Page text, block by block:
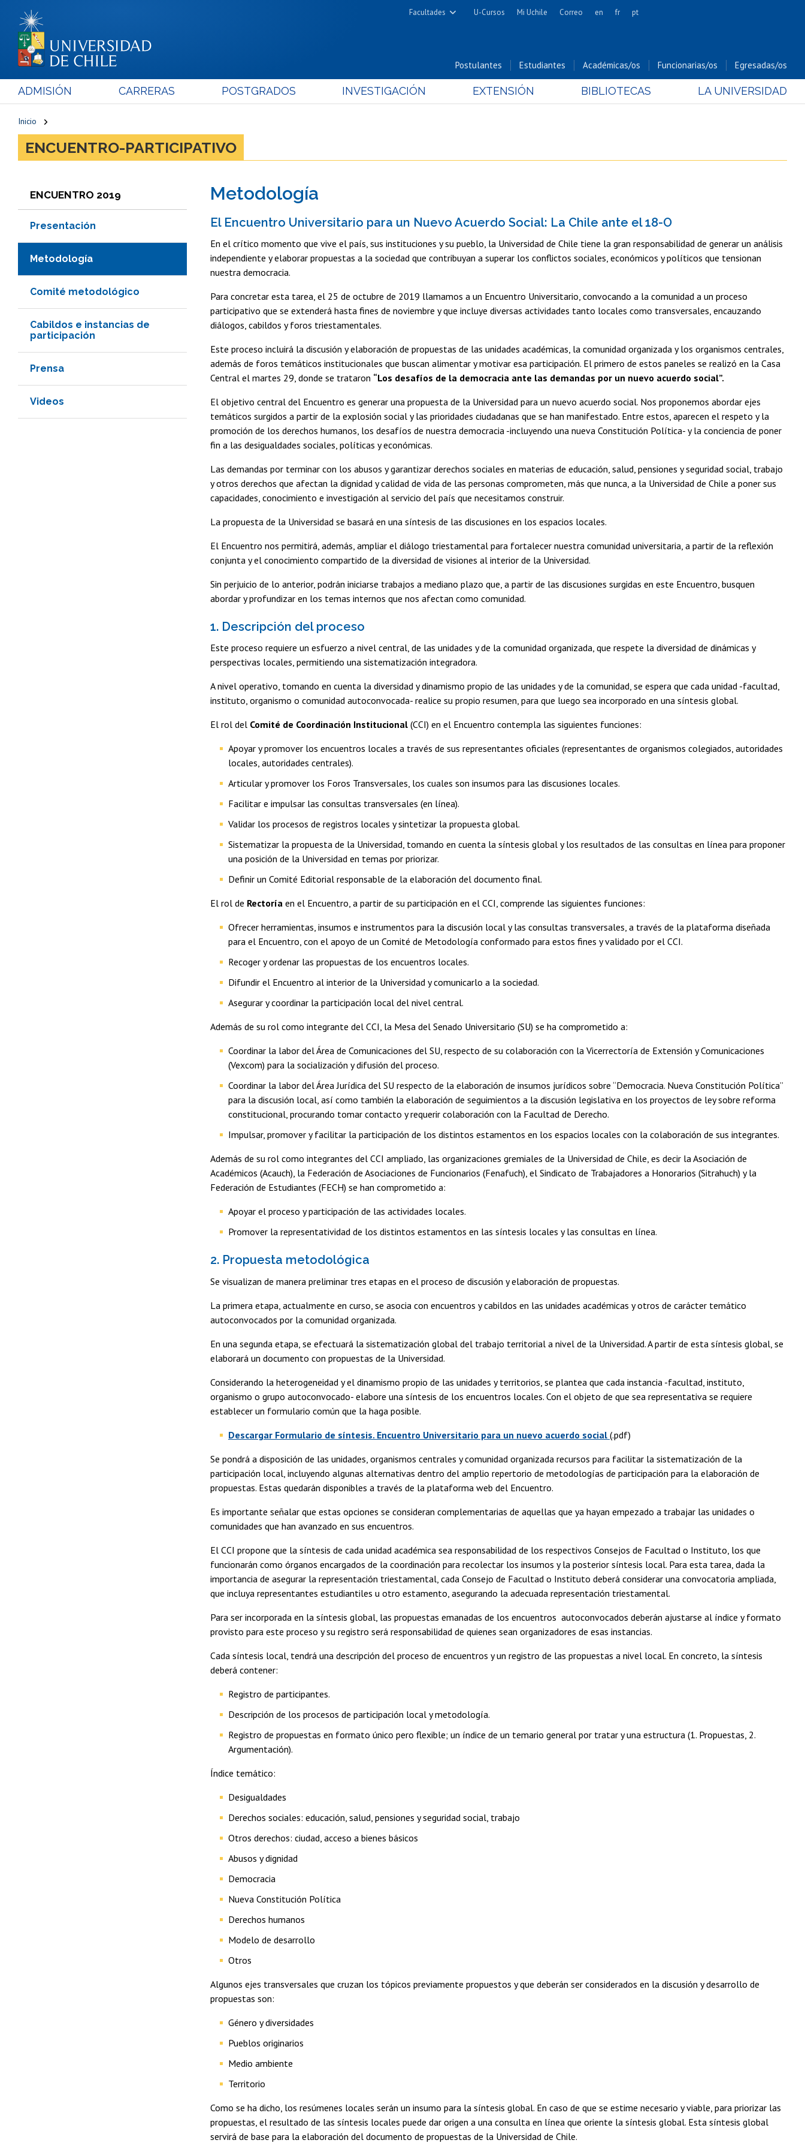
Facultades
Cs. Físicas y Matemáticas
Cs. Forestales y Conservación
Cs. Químicas y Farmacéuticas
Cs. Sociales
Alimentos
Hospital Clínico
U-Cursos Mi Uchile Correo en fr pt
Postulantes Estudiantes Académicas/os Funcionarias/os Egresadas/os
ADMISIÓN CARRERAS POSTGRADOS INVESTIGACIÓN EXTENSIÓN BIBLIOTECAS LA UNIVERSIDAD
Inicio
ENCUENTRO-PARTICIPATIVO
ENCUENTRO 2019
Presentación
Metodología
Comité metodológico
Cabildos e instancias de
participación
Prensa
Videos
Metodología
El Encuentro Universitario para un Nuevo Acuerdo Social: La Chile ante el 18-O
En el crítico momento que vive el país, sus instituciones y su pueblo, la Universidad de Chile tiene la gran responsabilidad de generar un análisis
independiente y elaborar propuestas a la sociedad que contribuyan a superar los conflictos sociales, económicos y políticos que tensionan
nuestra democracia.
Para concretar esta tarea, el 25 de octubre de 2019 llamamos a un Encuentro Universitario, convocando a la comunidad a un proceso
participativo que se extenderá hasta fines de noviembre y que incluye diversas actividades tanto locales como transversales, encauzando
diálogos, cabildos y foros triestamentales.
Este proceso incluirá la discusión y elaboración de propuestas de las unidades académicas, la comunidad organizada y los organismos centrales,
además de foros temáticos institucionales que buscan alimentar y motivar esa participación. El primero de estos paneles se realizó en la Casa
Central el martes 29, donde se trataron “Los desafíos de la democracia ante las demandas por un nuevo acuerdo social”.
El objetivo central del Encuentro es generar una propuesta de la Universidad para un nuevo acuerdo social. Nos proponemos abordar ejes
temáticos surgidos a partir de la explosión social y las prioridades ciudadanas que se han manifestado. Entre estos, aparecen el respeto y la
promoción de los derechos humanos, los desafíos de nuestra democracia -incluyendo una nueva Constitución Política- y la conciencia de poner
fin a las desigualdades sociales, políticas y económicas.
Las demandas por terminar con los abusos y garantizar derechos sociales en materias de educación, salud, pensiones y seguridad social, trabajo
y otros derechos que afectan la dignidad y calidad de vida de las personas comprometen, más que nunca, a la Universidad de Chile a poner sus
capacidades, conocimiento e investigación al servicio del país que necesitamos construir.
La propuesta de la Universidad se basará en una síntesis de las discusiones en los espacios locales.
El Encuentro nos permitirá, además, ampliar el diálogo triestamental para fortalecer nuestra comunidad universitaria, a partir de la reflexión
conjunta y el conocimiento compartido de la diversidad de visiones al interior de la Universidad.
Sin perjuicio de lo anterior, podrán iniciarse trabajos a mediano plazo que, a partir de las discusiones surgidas en este Encuentro, busquen
abordar y profundizar en los temas internos que nos afectan como comunidad.
1. Descripción del proceso
Este proceso requiere un esfuerzo a nivel central, de las unidades y de la comunidad organizada, que respete la diversidad de dinámicas y
perspectivas locales, permitiendo una sistematización integradora.
A nivel operativo, tomando en cuenta la diversidad y dinamismo propio de las unidades y de la comunidad, se espera que cada unidad -facultad,
instituto, organismo o comunidad autoconvocada- realice su propio resumen, para que luego sea incorporado en una síntesis global.
El rol del Comité de Coordinación Institucional (CCI) en el Encuentro contempla las siguientes funciones:
Apoyar y promover los encuentros locales a través de sus representantes oficiales (representantes de organismos colegiados, autoridades
locales, autoridades centrales).
Articular y promover los Foros Transversales, los cuales son insumos para las discusiones locales.
Facilitar e impulsar las consultas transversales (en línea).
Validar los procesos de registros locales y sintetizar la propuesta global.
Sistematizar la propuesta de la Universidad, tomando en cuenta la síntesis global y los resultados de las consultas en línea para proponer
una posición de la Universidad en temas por priorizar.
Definir un Comité Editorial responsable de la elaboración del documento final.
El rol de Rectoría en el Encuentro, a partir de su participación en el CCI, comprende las siguientes funciones:
Ofrecer herramientas, insumos e instrumentos para la discusión local y las consultas transversales, a través de la plataforma diseñada
para el Encuentro, con el apoyo de un Comité de Metodología conformado para estos fines y validado por el CCI.
Recoger y ordenar las propuestas de los encuentros locales.
Difundir el Encuentro al interior de la Universidad y comunicarlo a la sociedad.
Asegurar y coordinar la participación local del nivel central.
Además de su rol como integrante del CCI, la Mesa del Senado Universitario (SU) se ha comprometido a:
Coordinar la labor del Área de Comunicaciones del SU, respecto de su colaboración con la Vicerrectoría de Extensión y Comunicaciones
(Vexcom) para la socialización y difusión del proceso.
Coordinar la labor del Área Jurídica del SU respecto de la elaboración de insumos jurídicos sobre “Democracia. Nueva Constitución Política”
para la discusión local, así como también la elaboración de seguimientos a la discusión legislativa en los proyectos de ley sobre reforma
constitucional, procurando tomar contacto y requerir colaboración con la Facultad de Derecho.
Impulsar, promover y facilitar la participación de los distintos estamentos en los espacios locales con la colaboración de sus integrantes.
Además de su rol como integrantes del CCI ampliado, las organizaciones gremiales de la Universidad de Chile, es decir la Asociación de
Académicos (Acauch), la Federación de Asociaciones de Funcionarios (Fenafuch), el Sindicato de Trabajadores a Honorarios (Sitrahuch) y la
Federación de Estudiantes (FECH) se han comprometido a:
Apoyar el proceso y participación de las actividades locales.
Promover la representatividad de los distintos estamentos en las síntesis locales y las consultas en línea.
2. Propuesta metodológica
Se visualizan de manera preliminar tres etapas en el proceso de discusión y elaboración de propuestas.
La primera etapa, actualmente en curso, se asocia con encuentros y cabildos en las unidades académicas y otros de carácter temático
autoconvocados por la comunidad organizada.
En una segunda etapa, se efectuará la sistematización global del trabajo territorial a nivel de la Universidad. A partir de esta síntesis global, se
elaborará un documento con propuestas de la Universidad.
Considerando la heterogeneidad y el dinamismo propio de las unidades y territorios, se plantea que cada instancia -facultad, instituto,
organismo o grupo autoconvocado- elabore una síntesis de los encuentros locales. Con el objeto de que sea representativa se requiere
establecer un formulario común que la haga posible.
Descargar Formulario de síntesis. Encuentro Universitario para un nuevo acuerdo social (.pdf)
Se pondrá a disposición de las unidades, organismos centrales y comunidad organizada recursos para facilitar la sistematización de la
participación local, incluyendo algunas alternativas dentro del amplio repertorio de metodologías de participación para la elaboración de
propuestas. Estas quedarán disponibles a través de la plataforma web del Encuentro.
Es importante señalar que estas opciones se consideran complementarias de aquellas que ya hayan empezado a trabajar las unidades o
comunidades que han avanzado en sus encuentros.
El CCI propone que la síntesis de cada unidad académica sea responsabilidad de los respectivos Consejos de Facultad o Instituto, los que
funcionarán como órganos encargados de la coordinación para recolectar los insumos y la posterior síntesis local. Para esta tarea, dada la
importancia de asegurar la representación triestamental, cada Consejo de Facultad o Instituto deberá considerar una convocatoria ampliada,
que incluya representantes estudiantiles u otro estamento, asegurando la adecuada representación triestamental.
Para ser incorporada en la síntesis global, las propuestas emanadas de los encuentros autoconvocados deberán ajustarse al índice y formato
provisto para este proceso y su registro será responsabilidad de quienes sean organizadores de esas instancias.
Cada síntesis local, tendrá una descripción del proceso de encuentros y un registro de las propuestas a nivel local. En concreto, la síntesis
deberá contener:
Registro de participantes.
Descripción de los procesos de participación local y metodología.
Registro de propuestas en formato único pero flexible; un índice de un temario general por tratar y una estructura (1. Propuestas, 2.
Argumentación).
Índice temático:
Desigualdades
Derechos sociales: educación, salud, pensiones y seguridad social, trabajo
Otros derechos: ciudad, acceso a bienes básicos
Abusos y dignidad
Democracia
Nueva Constitución Política
Derechos humanos
Modelo de desarrollo
Otros
Algunos ejes transversales que cruzan los tópicos previamente propuestos y que deberán ser considerados en la discusión y desarrollo de
propuestas son:
Género y diversidades
Pueblos originarios
Medio ambiente
Territorio
Como se ha dicho, los resúmenes locales serán un insumo para la síntesis global. En caso de que se estime necesario y viable, para priorizar las
propuestas, el resultado de las síntesis locales puede dar origen a una consulta en línea que oriente la síntesis global. Esta síntesis global
servirá de base para la elaboración del documento de propuestas de la Universidad de Chile.